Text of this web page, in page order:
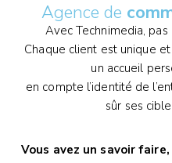
Agence de
Avec Technimedia,
Chaque client est unique
un accueil
en compte l’identité de
sûr ses
Vous avez un savoir